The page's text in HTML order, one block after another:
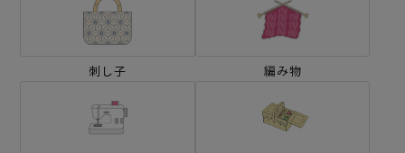
刺し子 編み物